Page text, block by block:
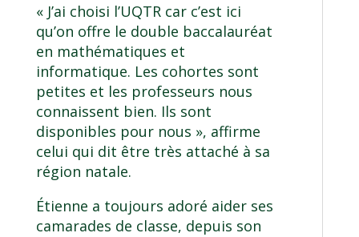
« J’ai choisi l’UQTR car c’est ici
qu’on offre le double baccalauréat
en mathématiques et
informatique. Les cohortes sont
petites et les professeurs nous
connaissent bien. Ils sont
disponibles pour nous », affirme
celui qui dit être très attaché à sa
région natale.
Étienne a toujours adoré aider ses
camarades de classe, depuis son